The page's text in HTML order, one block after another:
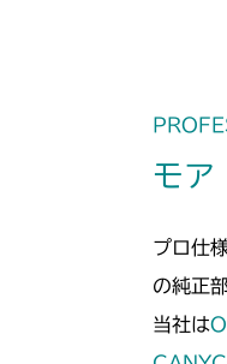
モア
プロ仕
の純正
当社は